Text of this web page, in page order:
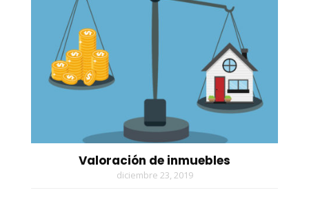
Valoración de inmuebles
diciembre 23, 2019